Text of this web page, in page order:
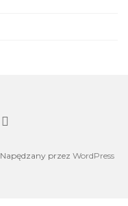
Napędzany przez WordPress